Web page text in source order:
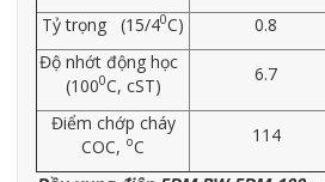
Tỷ trọng (15/40C) 0.8
Độ nhớt động học
(1000C, cST)
6.7
Điểm chớp cháy
COC, oC
114